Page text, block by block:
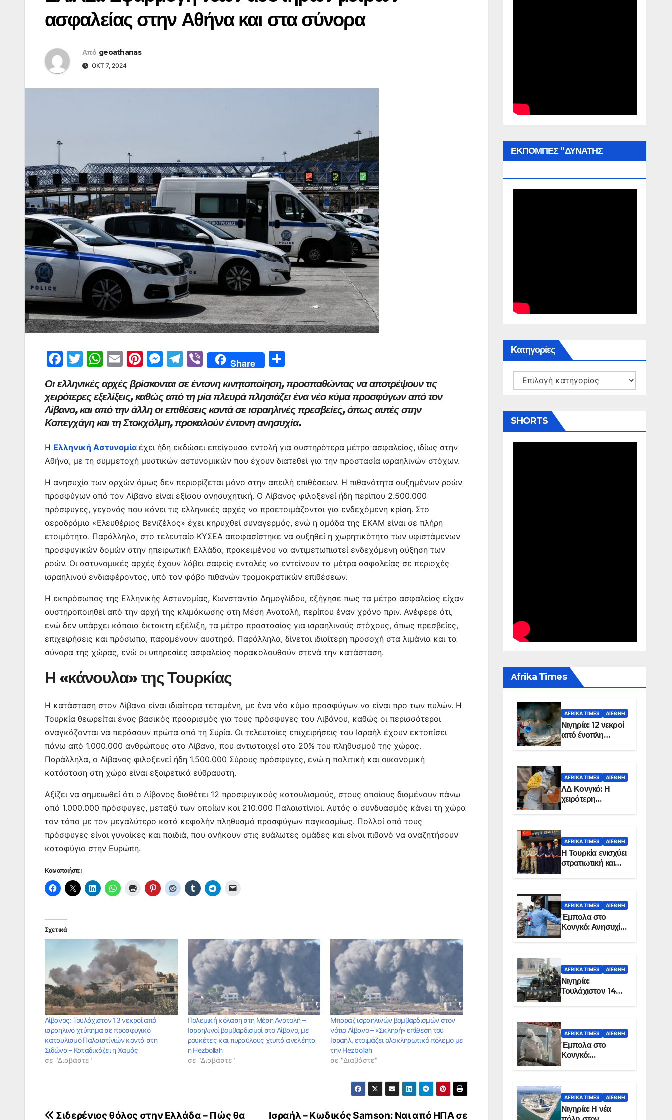
ασφαλείας στην Αθήνα και στα σύνορα
Από geoathanas
ΟΚΤ 7, 2024
F
a
c
e
b
o
k
T
w
itt
er
W
at
s
A
p
E
m
ai
l
Pi
nt
er
e
st
M
s
s
e
n
g
T
el
e
gr
a
m
Vi
b
er
Share
ρ
α
σ
ίτ
ε
Οι ελληνικές αρχές βρίσκονται σε έντονη κινητοποίηση, προσπαθώντας να αποτρέψουν τις
χειρότερες εξελίξεις, καθώς από τη μία πλευρά πλησιάζει ένα νέο κύμα προσφύγων από τον
Λίβανο, και από την άλλη οι επιθέσεις κοντά σε ισραηλινές πρεσβείες, όπως αυτές στην
Κοπεγχάγη και τη Στοκχόλμη, προκαλούν έντονη ανησυχία.
Η Ελληνική Αστυνομία έχει ήδη εκδώσει επείγουσα εντολή για αυστηρότερα μέτρα ασφαλείας, ιδίως στην
Αθήνα, με τη συμμετοχή μυστικών αστυνομικών που έχουν διατεθεί για την προστασία ισραηλινών στόχων.
Η ανησυχία των αρχών όμως δεν περιορίζεται μόνο στην απειλή επιθέσεων. Η πιθανότητα αυξημένων ροών
προσφύγων από τον Λίβανο είναι εξίσου ανησυχητική. Ο Λίβανος φιλοξενεί ήδη περίπου 2.500.000
πρόσφυγες, γεγονός που κάνει τις ελληνικές αρχές να προετοιμάζονται για ενδεχόμενη κρίση. Στο
αεροδρόμιο «Ελευθέριος Βενιζέλος» έχει κηρυχθεί συναγερμός, ενώ η ομάδα της ΕΚΑΜ είναι σε πλήρη
ετοιμότητα. Παράλληλα, στο τελευταίο ΚΥΣΕΑ αποφασίστηκε να αυξηθεί η χωρητικότητα των υφιστάμενων
προσφυγικών δομών στην ηπειρωτική Ελλάδα, προκειμένου να αντιμετωπιστεί ενδεχόμενη αύξηση των
ροών. Οι αστυνομικές αρχές έχουν λάβει σαφείς εντολές να εντείνουν τα μέτρα ασφαλείας σε περιοχές
ισραηλινού ενδιαφέροντος, υπό τον φόβο πιθανών τρομοκρατικών επιθέσεων.
Η εκπρόσωπος της Ελληνικής Αστυνομίας, Κωνσταντία Δημογλίδου, εξήγησε πως τα μέτρα ασφαλείας είχαν
αυστηροποιηθεί από την αρχή της κλιμάκωσης στη Μέση Ανατολή, περίπου έναν χρόνο πριν. Ανέφερε ότι,
ενώ δεν υπάρχει κάποια έκτακτη εξέλιξη, τα μέτρα προστασίας για ισραηλινούς στόχους, όπως πρεσβείες,
επιχειρήσεις και πρόσωπα, παραμένουν αυστηρά. Παράλληλα, δίνεται ιδιαίτερη προσοχή στα λιμάνια και τα
σύνορα της χώρας, ενώ οι υπηρεσίες ασφαλείας παρακολουθούν στενά την κατάσταση.
Η «κάνουλα» της Τουρκίας
Η κατάσταση στον Λίβανο είναι ιδιαίτερα τεταμένη, με ένα νέο κύμα προσφύγων να είναι προ των πυλών. Η
Τουρκία θεωρείται ένας βασικός προορισμός για τους πρόσφυγες του Λιβάνου, καθώς οι περισσότεροι
αναγκάζονται να περάσουν πρώτα από τη Συρία. Οι τελευταίες επιχειρήσεις του Ισραήλ έχουν εκτοπίσει
πάνω από 1.000.000 ανθρώπους στο Λίβανο, που αντιστοιχεί στο 20% του πληθυσμού της χώρας.
Παράλληλα, ο Λίβανος φιλοξενεί ήδη 1.500.000 Σύρους πρόσφυγες, ενώ η πολιτική και οικονομική
κατάσταση στη χώρα είναι εξαιρετικά εύθραυστη.
Αξίζει να σημειωθεί ότι ο Λίβανος διαθέτει 12 προσφυγικούς καταυλισμούς, στους οποίους διαμένουν πάνω
από 1.000.000 πρόσφυγες, μεταξύ των οποίων και 210.000 Παλαιστίνιοι. Αυτός ο συνδυασμός κάνει τη χώρα
τον τόπο με τον μεγαλύτερο κατά κεφαλήν πληθυσμό προσφύγων παγκοσμίως. Πολλοί από τους
πρόσφυγες είναι γυναίκες και παιδιά, που ανήκουν στις ευάλωτες ομάδες και είναι πιθανό να αναζητήσουν
καταφύγιο στην Ευρώπη.
Κοινοποιήστε:
Σχετικά
Λίβανος: Τουλάχιστον 13 νεκροί από
ισραηλινό χτύπημα σε προσφυγικό
καταυλισμό Παλαιστίνιών κοντά στη
Σιδώνα – Καταδικάζει η Χαμάς
σε "Διαβάστε"
Πολεμική κόλαση στη Μέση Ανατολή –
Ισραηλινοί βομβαρδισμοί στο Λίβανo, με
ρουκέτες και πυραύλους χτυπά ανελέητα
η Hezbollah
σε "Διαβάστε"
Μπαράζ ισραηλινών βομβαρδισμών στον
νότιο Λίβανο – «Σκληρή» επίθεση του
Ισραήλ, ετοιμάζει ολοκληρωτικό πόλεμο με
την Hezbollah
σε "Διαβάστε"
Ισραήλ – Κωδικός Samson: Ναι από ΗΠΑ σε
Σιδερένιος θόλος στην Ελλάδα – Πώς θα
ΕΚΠΟΜΠΕΣ ”ΔΥΝΑΤΗΣ
Kατηγορίες
Kατηγορίες
SHORTS
Αfrika Times
AFRIKA TIMES ΔΙΕΘΝΉ
Νιγηρία: 12 νεκροί
από ένοπλη
επίθεση σε χωριό
AFRIKA TIMES ΔΙΕΘΝΉ
ΛΔ Κονγκό: Η
χειρότερη
επιδημία Έμπολα
χώρας
AFRIKA TIMES ΔΙΕΘΝΉ
Η Τουρκία ενισχύει
στρατιωτική και
ενεργειακή
Σομαλία
AFRIKA TIMES ΔΙΕΘΝΉ
Έμπολα στο
Κονγκό: Ανησυχία
για τη μεγάλη
AFRIKA TIMES ΔΙΕΘΝΉ
Νιγηρία:
Τουλάχιστον 14
νεκροί από
στην Οτούκπο
AFRIKA TIMES ΔΙΕΘΝΉ
Έμπολα στο
Κονγκό:
Ξεπέρασαν τους
AFRIKA TIMES ΔΙΕΘΝΉ
Νιγηρία: Η νέα